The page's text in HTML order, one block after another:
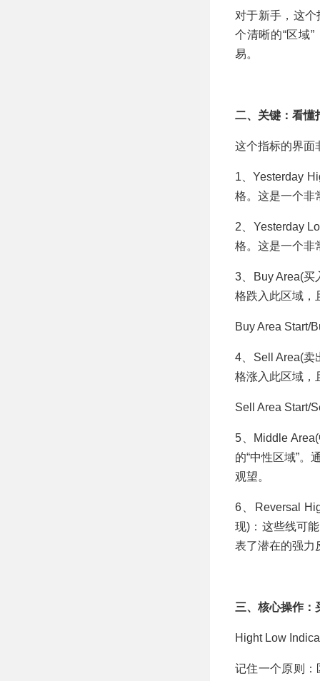
对于新手，这
个清晰的“区域
易。
二、关键：看懂
这个指标的界面
1、Yesterday
格。这是一个非
2、Yesterday
格。这是一个非
3、Buy Area(买
格跌入此区域，
Buy Area Start/
4、Sell Area(卖
格涨入此区域，
Sell Area Start/
5、Middle
的“中性区域”。
观望。
6、Reversal
现)：这些线可
表了潜在的强力
三、核心操作：
Hight Low
记住一个原则